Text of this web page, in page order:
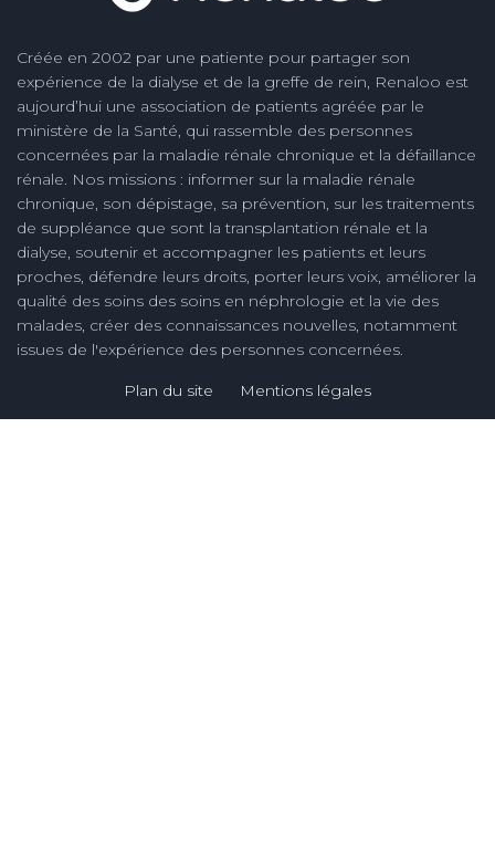
Créée en 2002 par une patiente pour partager son
expérience de la dialyse et de la greffe de rein, Renaloo est
aujourd’hui une association de patients agréée par le
ministère de la Santé, qui rassemble des personnes
concernées par la maladie rénale chronique et la défaillance
rénale. Nos missions : informer sur la maladie rénale
chronique, son dépistage, sa prévention, sur les traitements
de suppléance que sont la transplantation rénale et la
dialyse, soutenir et accompagner les patients et leurs
proches, défendre leurs droits, porter leurs voix, améliorer la
qualité des soins des soins en néphrologie et la vie des
malades, créer des connaissances nouvelles, notamment
issues de l'expérience des personnes concernées.
Plan du site Mentions légales